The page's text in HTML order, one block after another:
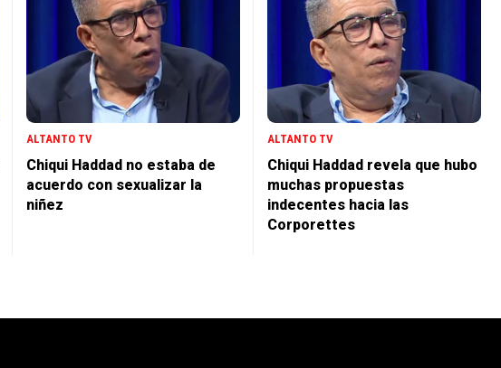
ALTANTO TV
Chiqui Haddad no estaba de
acuerdo con sexualizar la
niñez
ALTANTO TV
Chiqui Haddad revela que hubo
muchas propuestas
indecentes hacia las
Corporettes